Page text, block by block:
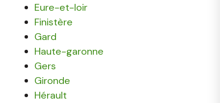
Eure-et-loir
Finistère
Gard
Haute-garonne
Gers
Gironde
Hérault